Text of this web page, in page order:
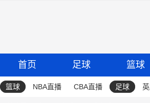
首页 足球 篮球
篮球 NBA直播 CBA直播 足球